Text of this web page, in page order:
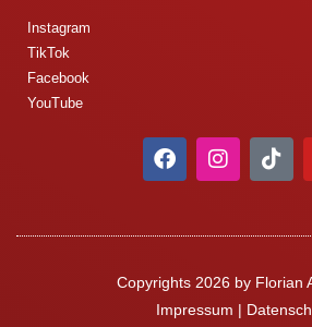
Instagram
TikTok
Facebook
YouTube
Copyrights 2026 by Florian
Impressum |